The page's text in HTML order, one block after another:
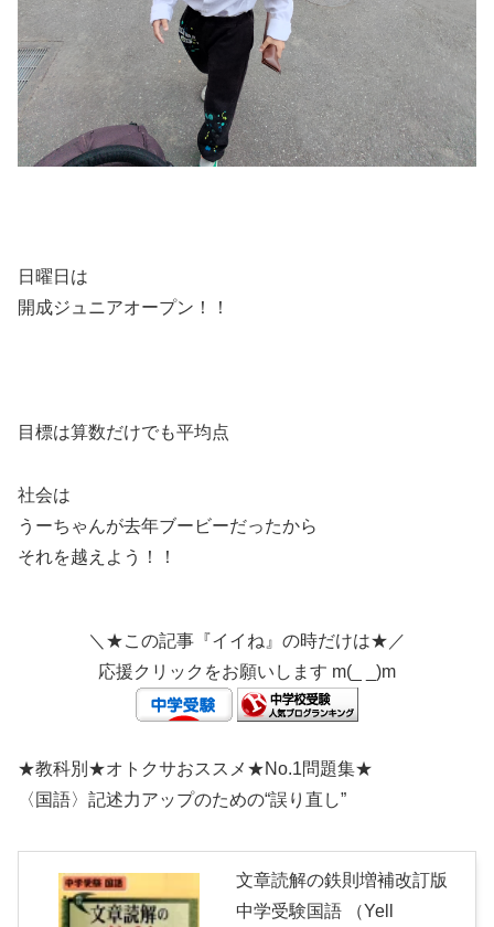
日曜日は
開成ジュニアオープン！！
目標は算数だけでも平均点
社会は
うーちゃんが去年ブービーだったから
それを越えよう！！
＼★この記事『イイね』の時だけは★／
応援クリックをお願いします m(_ _)m
★教科別★オトクサおススメ★No.1問題集★
〈国語〉記述力アップのための“誤り直し”
文章読解の鉄則増補改訂版
中学受験国語 （Yell